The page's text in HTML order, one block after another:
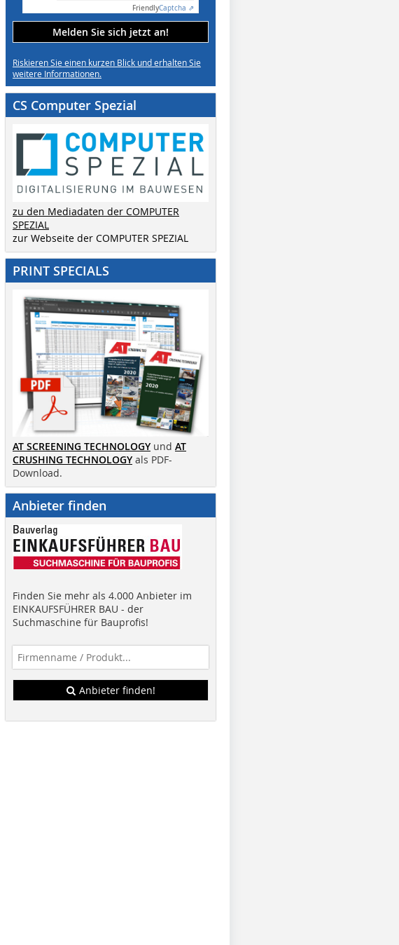
FriendlyCaptcha ⇗
Melden Sie sich jetzt an!
Riskieren Sie einen kurzen Blick und erhalten Sie
weitere Informationen.
CS Computer Spezial
zu den Mediadaten der COMPUTER
SPEZIAL
zur Webseite der COMPUTER SPEZIAL
PRINT SPECIALS
AT SCREENING TECHNOLOGY und AT
CRUSHING TECHNOLOGY als PDF-
Download.
Anbieter finden
Finden Sie mehr als 4.000 Anbieter im
EINKAUFSFÜHRER BAU - der
Suchmaschine für Bauprofis!
Anbieter finden!